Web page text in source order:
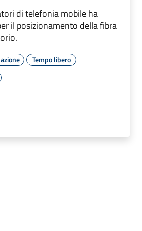
di telefonia mobile ha
il posizionamento della fibra
Tempo libero